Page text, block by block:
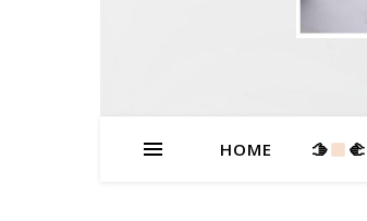
HOME 🫱 ‍🫲